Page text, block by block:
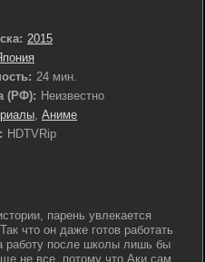
2015
24 мин.
(РФ): Неизвестно
, Аниме
HDTVRip
парень увлекается
что он даже готов работать
работу после школы лишь бы
не все, потому что Аки сам